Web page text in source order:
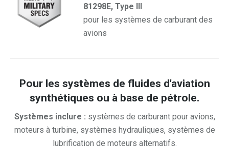
81298E, Type III
pour les systèmes de carburant des
avions
Pour les systèmes de fluides d'aviation
synthétiques ou à base de pétrole.
Systèmes inclure : systèmes de carburant pour avions,
moteurs à turbine, systèmes hydrauliques, systèmes de
lubrification de moteurs alternatifs.